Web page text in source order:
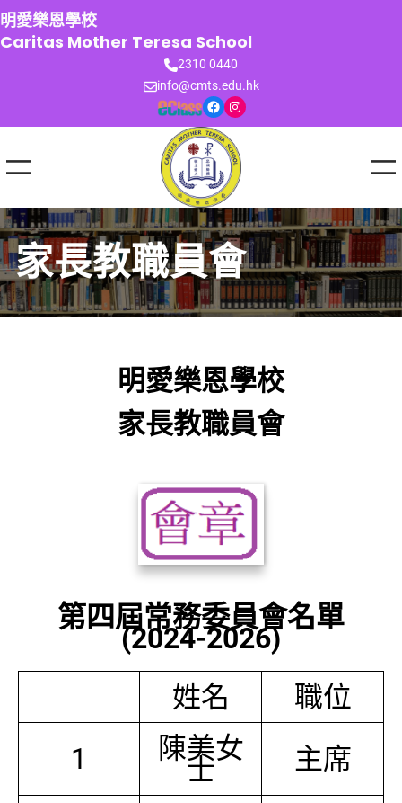
跳
至
主
明愛樂恩學校
Caritas Mother Teresa School
2310 0440
info@cmts.edu.hk
Facebook Instagram
家長教職員會
明愛樂恩學校
家長教職員會
第四屆常務委員會名單
(2024-2026)
姓名
職位
1
陳美女
士 主席